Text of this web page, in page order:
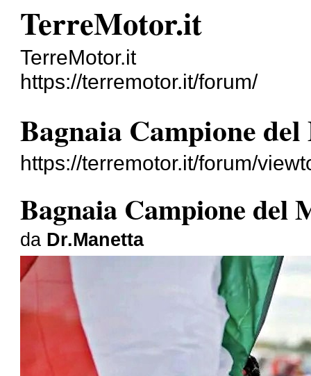
TerreMotor.it
TerreMotor.it
https://terremotor.it/forum/
Bagnaia Campione
https://terremotor.it/forum/
Bagnaia Campione del
da Dr.Manetta